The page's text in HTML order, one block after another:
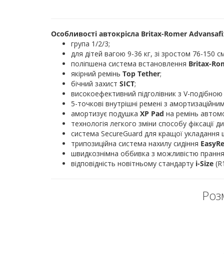
Особливості автокрісла Britax-Romer
група 1/2/3;
для дітей вагою 9-36 кг, зі зростом 76-150
поліпшена система встановлення Britax-
якірний ремінь Top Tether;
бічний захист SICT;
високоефективний підголівник з V-
5-точкові внутрішні ремені з
амортизує подушка XP Pad на ремінь
технологія легкого зміни способу фіксації
система SecureGuard для кращої
трипозиційна система нахилу сидіння
швидкознімна оббивка з можливістю
відповідність новітньому стандарту i-Size